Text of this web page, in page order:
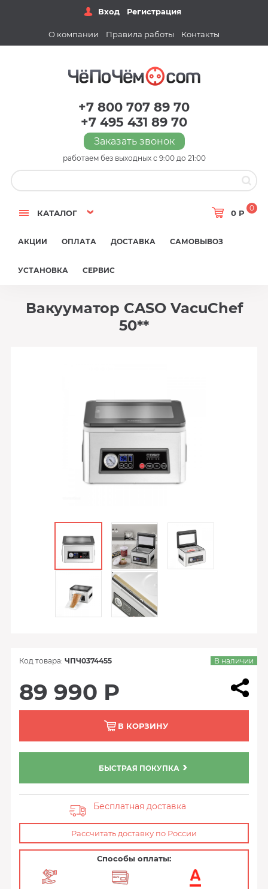
Вход Регистрация
О компании Правила работы Контакты
+7 800 707 89 70
+7 495 431 89 70
Заказать звонок
работаем без выходных с 9:00 до 21:00
КАТАЛОГ 0 Р
0
АКЦИИ ОПЛАТА ДОСТАВКА САМОВЫВОЗ
УСТАНОВКА СЕРВИС
Вакууматор CASO VacuChef
50**
Код товара: ЧПЧ0374455 В наличии
89 990 Р
В КОРЗИНУ
БЫСТРАЯ ПОКУПКА
Бесплатная доставка
Рассчитать доставку по России
Способы оплаты: